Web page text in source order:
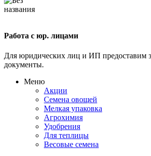
Работа с юр. лицами
Для юридических лиц и ИП предоставим
документы.
Меню
Акции
Семена овощей
Мелкая упаковка
Агрохимия
Удобрения
Для теплицы
Весовые семена